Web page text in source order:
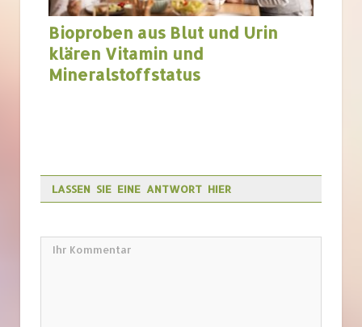
Bioproben aus Blut und Urin
klären Vitamin und
Mineralstoffstatus
LASSEN SIE EINE ANTWORT HIER